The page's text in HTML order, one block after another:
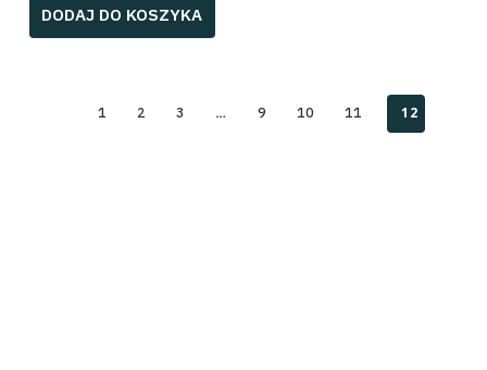
DODAJ DO KOSZYKA
1 2 3 … 9 10 11 12
czekolady, dżemy i
kremy i pasty